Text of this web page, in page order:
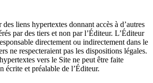
liens hypertextes donnant accès à d’autres
par des tiers et non par l’Éditeur. L’Éditeur
directement ou indirectement dans le
ne respecteraient pas les dispositions légales.
vers le Site ne peut être faite
écrite et préalable de l’Éditeur.